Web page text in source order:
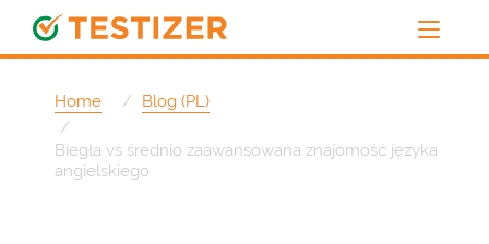
Home Blog (PL)
Biegła vs średnio zaawansowana znajomość języka
angielskiego